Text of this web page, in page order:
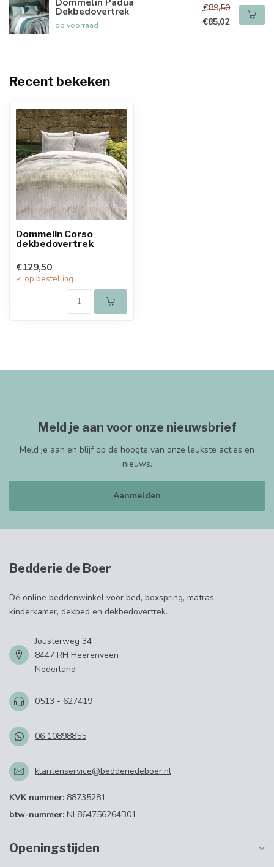
Dekbedovertrek
op voorraad
€89,50
€85,02
Recent bekeken
Dommelin Corso
dekbedovertrek
€129,50
✓ op bestelling
Meld je aan voor onze nieuwsbrief
Meld je aan en blijf op de hoogte van onze leukste acties en
nieuws.
Aanmelden
Bedderie de Boer
Dé online beddenwinkel voor bed, boxspring, matras,
kinderkamer, dekbed en dekbedovertrek.
Jousterweg 34
8447 RH Heerenveen
Nederland
0513 - 627419
06 10898855
klantenservice@bedderiedeboer.nl
KVK nummer: 88735281
btw-nummer: NL864756264B01
Openingstijden